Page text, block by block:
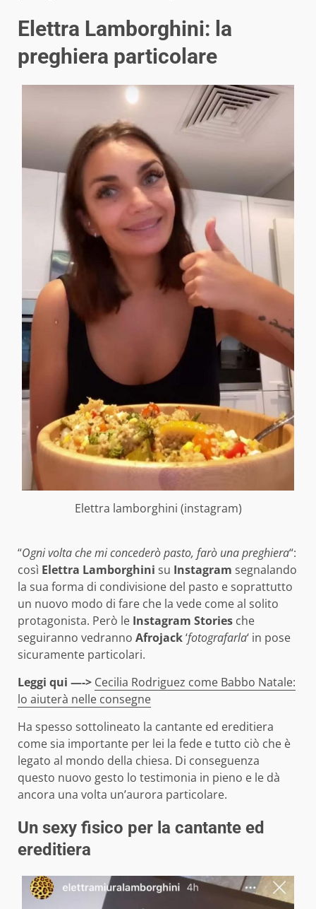
Elettra Lamborghini: la
preghiera particolare
Elettra lamborghini (instagram)
“Ogni volta che mi concederò pasto, farò una preghiera“:
così Elettra Lamborghini su Instagram segnalando
la sua forma di condivisione del pasto e soprattutto
un nuovo modo di fare che la vede come al solito
protagonista. Però le Instagram Stories che
seguiranno vedranno Afrojack‘fotografarla‘ in pose
sicuramente particolari.
Leggi qui —-> Cecilia Rodriguez come Babbo Natale:
lo aiuterà nelle consegne
Ha spesso sottolineato la cantante ed ereditiera
come sia importante per lei la fede e tutto ciò che è
legato al mondo della chiesa. Di conseguenza
questo nuovo gesto lo testimonia in pieno e le dà
ancora una volta un’aurora particolare.
Un sexy fisico per la cantante ed
ereditiera